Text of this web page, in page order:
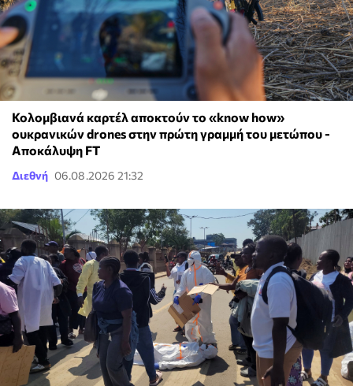
Κολομβιανά καρτέλ αποκτούν το «know how»
ουκρανικών drones στην πρώτη γραμμή του μετώπου -
Αποκάλυψη FT
Διεθνή 06.08.2026 21:32